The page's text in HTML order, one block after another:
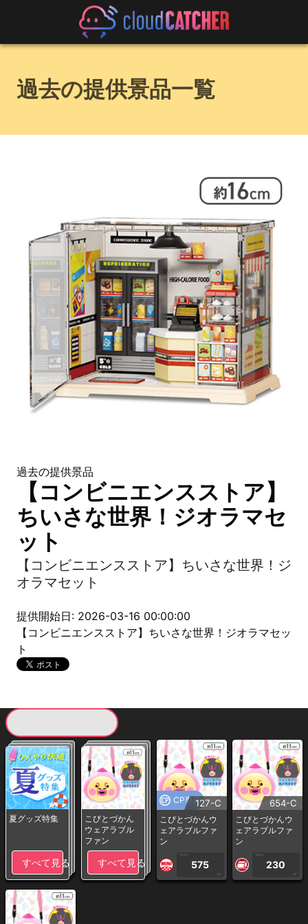
過去の提供景品一覧
過去の提供景品
【コンビニエンスストア】
ちいさな世界！ジオラマセ
ット
【コンビニエンスストア】ちいさな世界！ジ
オラマセット
提供開始日: 2026-03-16 00:00:00
【コンビニエンスストア】ちいさな世界！ジオラマセッ
ト
夏グッズ特集
すべて見る
こびとづかん
ウェアラブル
ファン
すべて見る
CP専用127-C
こびとづかんウ
ェアラブルファ
ン
1PLAY
575
CP
654-C
こびとづかんウ
ェアラブルファ
ン
1PLAY
230
CP